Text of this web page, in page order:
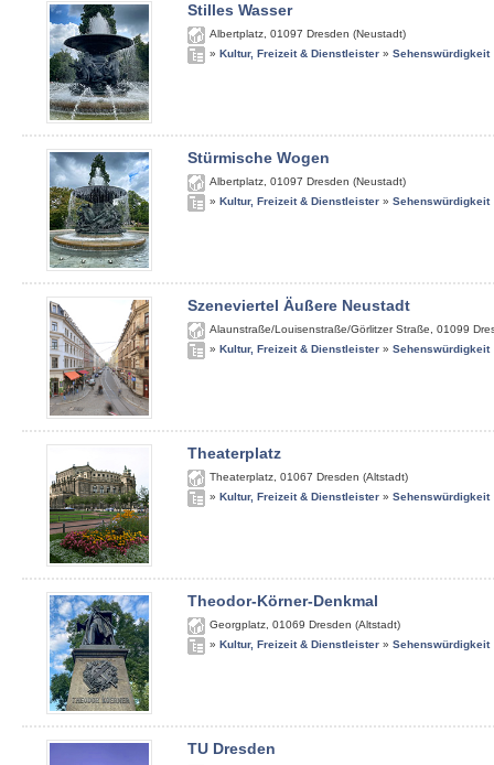
Stilles Wasser
Albertplatz 01097 Dresden (Neustadt)
» Kultur, Freizeit & Dienstleister » Sehenswürdigkeit
Stürmische Wogen
Albertplatz 01097 Dresden (Neustadt)
» Kultur, Freizeit & Dienstleister » Sehenswürdigkeit
Szeneviertel Äußere Neustadt
Alaunstraße/Louisenstraße/Görlitzer Straße 01099
» Kultur, Freizeit & Dienstleister » Sehenswürdigkeit
Theaterplatz
Theaterplatz 01067 Dresden (Altstadt)
» Kultur, Freizeit & Dienstleister » Sehenswürdigkeit
Theodor-Körner-Denkmal
Georgplatz 01069 Dresden (Altstadt)
» Kultur, Freizeit & Dienstleister » Sehenswürdigkeit
TU Dresden